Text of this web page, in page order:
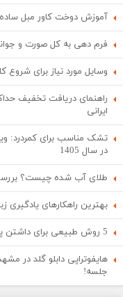
آموزش دوخت کاور مبل ساده
فرم دهی به کل صورت و
وسایل مورد نیاز برای شروع
راهنمای دریافت تخفیف
ایرانی
تشک مناسب برای کمردرد:
در سال 1405
طلای آب شده چیست؟
بهترین راهکارهای یادگیری
5 روش طبیعی برای داشتن پوست صاف و شفاف
هایفوتراپی دابلو گلد در
جلسه!